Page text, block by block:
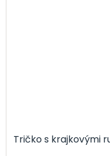
Tričko s krajkovými